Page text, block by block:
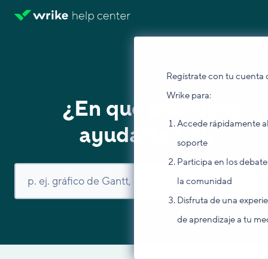
Regístrate con tu cuenta
Wrike para:
Accede rápidamente
soporte
Participa en los
la comunidad
Disfruta de una
de aprendizaje a tu
¿En qué podemos
ayudarte hoy?